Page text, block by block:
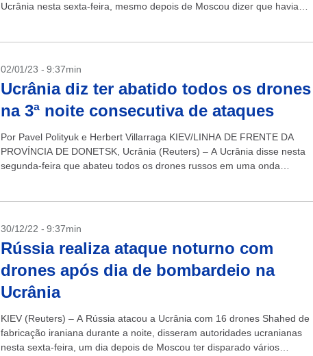
Ucrânia nesta sexta-feira, mesmo depois de Moscou dizer que havia
02/01/23 - 9:37min
Ucrânia diz ter abatido todos os drones
na 3ª noite consecutiva de ataques
Por Pavel Polityuk e Herbert Villarraga KIEV/LINHA DE FRENTE DA
PROVÍNCIA DE DONETSK, Ucrânia (Reuters) – A Ucrânia disse nesta
segunda-feira que abateu todos os drones russos em uma onda
30/12/22 - 9:37min
Rússia realiza ataque noturno com
drones após dia de bombardeio na
Ucrânia
KIEV (Reuters) – A Rússia atacou a Ucrânia com 16 drones Shahed de
fabricação iraniana durante a noite, disseram autoridades ucranianas
nesta sexta-feira, um dia depois de Moscou ter disparado vários